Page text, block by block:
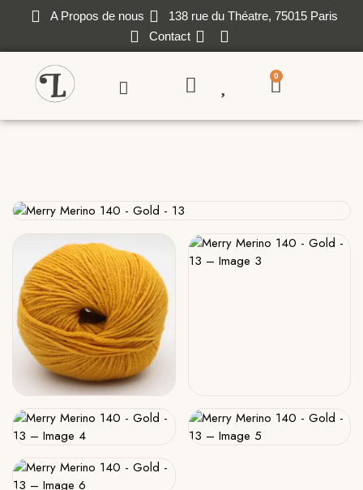
A Propos de nous
138 rue du Théatre, 75015 Paris
Contact
0